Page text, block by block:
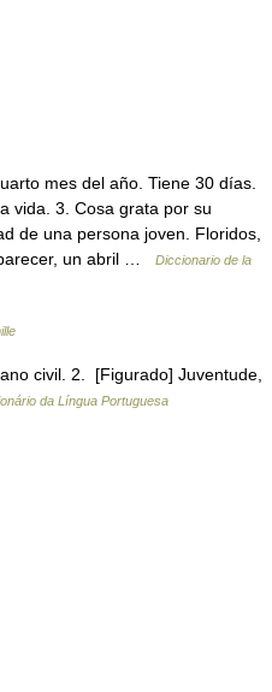
mes del año. Tiene 30 días.
vida. 3. Cosa grata por su
de una persona joven. Floridos,
un abril …
Diccionario de la
civil. 2. [Figurado] Juventude,
da Língua Portuguesa